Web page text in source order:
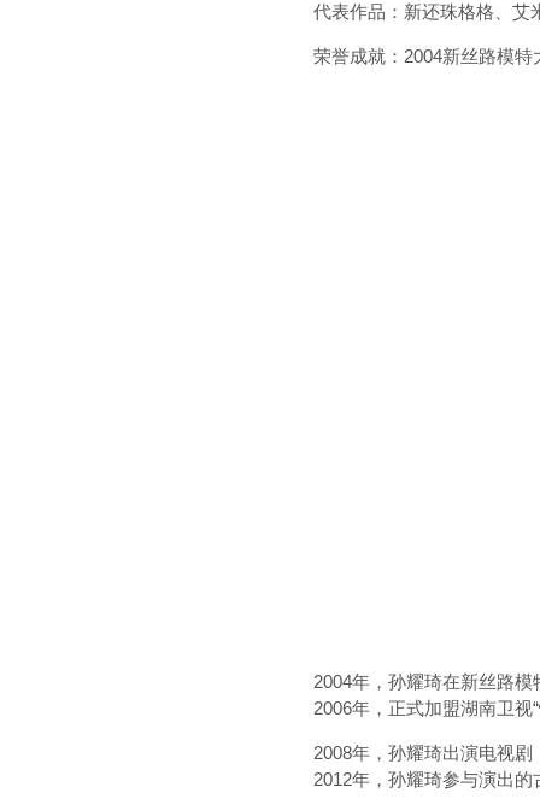
代表作品：新还珠格格、艾
荣誉成就：2004新丝路模特
2004年，孙耀琦在新丝路
2006年，正式加盟湖南卫视
2008年，孙耀琦出演电视
2012年，孙耀琦参与演出